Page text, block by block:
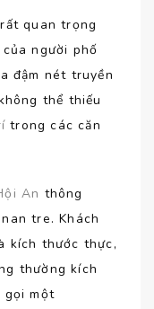
quan trọng
người phố
đậm nét truyền
thể thiếu
trong các căn
An thông
tre. Khách
kích thước thực,
thường kích
gọi một